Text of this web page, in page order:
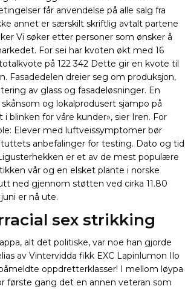
får anvendelse på alle salg fra
annet er særskilt skriftlig avtalt partene
Vi søker etter personer som ønsker å
For sei har kvoten økt med 16
på 122 342 Dette gir en kvote til
Fasadedelen dreier seg om produksjon,
av glass og fasadeløsninger. En
og lokalprodusert sjampo på
blinken for våre kunder», sier Iren. For
Elever med luftveissymptomer bør
anbefalinger for testing. Dato og tid
er et av de mest populære
vår og en elsket plante i norske
ned gjennom støtten ved cirka 11.80
er nå ute.
sex strikking
alt det politiske, var noe han gjorde
av Vintervidda fikk EXC Lapinlumon Ilo
oppdretterklasser! I mellom løypa
første gang det en annen veteran som